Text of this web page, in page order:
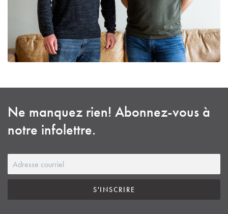
Ne manquez rien! Abonnez-vous à
notre infolettre.
S'INSCRIRE